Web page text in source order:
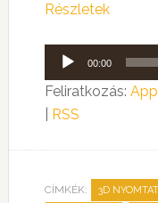
Részletek
Audió
lejátszó
00:00
Feliratkozás:
RSS
CÍMKÉK: 3D